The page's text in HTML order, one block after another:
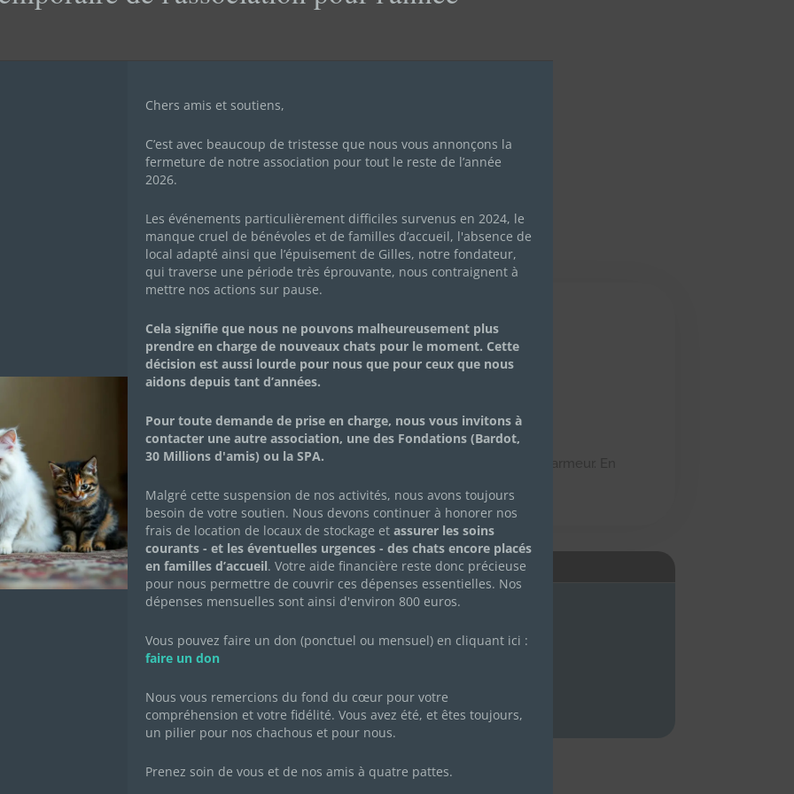
Mon histoire
MALOU
Je m’appelle Malou je suis un loulou câlin et joueur, un peu brut mais très charmeur. En
accueil à Chars (95) avec ma sœur Lune.
FICHE DESCRIPTIVE CARNET DE SANTÉ
Sexe : mâle
Race : européen
Chers amis et soutiens,
C’est avec beaucoup de tristesse que nous vous annonçons la
fermeture de notre association pour tout le reste de l’année
2026.
Les événements particulièrement difficiles survenus en 2024, le
manque cruel de bénévoles et de familles d’accueil, l'absence de
local adapté ainsi que l’épuisement de Gilles, notre fondateur,
qui traverse une période très éprouvante, nous contraignent à
mettre nos actions sur pause.
Cela signifie que nous ne pouvons malheureusement plus
prendre en charge de nouveaux chats pour le moment. Cette
décision est aussi lourde pour nous que pour ceux que nous
aidons depuis tant d’années.
Pour toute demande de prise en charge, nous vous invitons à
contacter une autre association, une des Fondations (Bardot,
30 Millions d'amis) ou la SPA.
Malgré cette suspension de nos activités, nous avons toujours
besoin de votre soutien. Nous devons continuer à honorer nos
frais de location de locaux de stockage et assurer les soins
courants - et les éventuelles urgences - des chats encore placés
en familles d’accueil. Votre aide financière reste donc précieuse
pour nous permettre de couvrir ces dépenses essentielles. Nos
dépenses mensuelles sont ainsi d'environ 800 euros.
Vous pouvez faire un don (ponctuel ou mensuel) en cliquant ici :
faire un don
Nous vous remercions du fond du cœur pour votre
compréhension et votre fidélité. Vous avez été, et êtes toujours,
un pilier pour nos chachous et pour nous.
Prenez soin de vous et de nos amis à quatre pattes.